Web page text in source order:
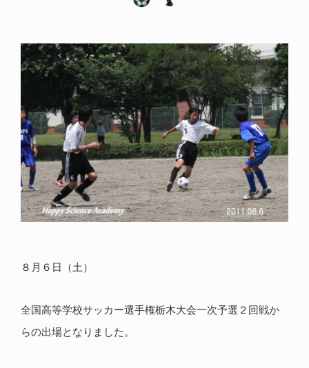
８月６日（土）
全国高等学校サッカー選手権栃木大会一次予選２回戦か
らの出場となりました。